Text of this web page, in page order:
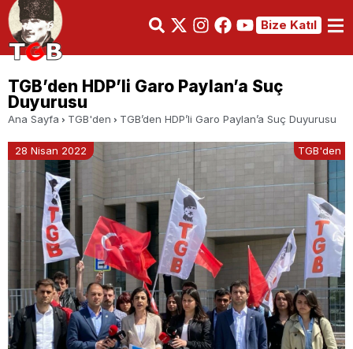
Bize Katıl
TGB’den HDP’li Garo Paylan’a Suç
Duyurusu
Ana Sayfa TGB'den TGB’den HDP’li Garo Paylan’a Suç Duyurusu
28 Nisan 2022 TGB'den